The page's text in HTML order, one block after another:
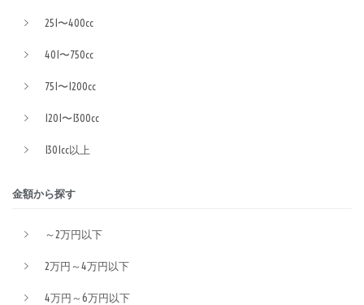
251〜400cc
401〜750cc
751〜1200cc
1201〜1300cc
1301cc以上
金額から探す
～2万円以下
2万円～4万円以下
4万円～6万円以下